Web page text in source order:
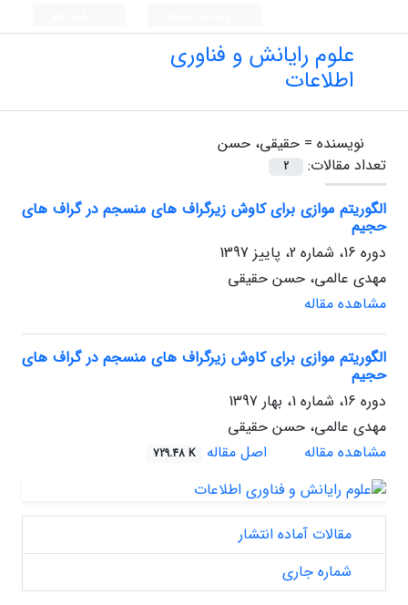
علوم رایانش و فناوری
اطلاعات
نویسنده = حقیقی، حسن
تعداد مقالات:
2
الگوریتم موازی برای کاوش زیرگراف های منسجم در گراف های
حجیم
دوره 16، شماره 2، پاییز 1397
مهدی عالمی، حسن حقیقی
مشاهده مقاله
الگوریتم موازی برای کاوش زیرگراف های منسجم در گراف های
حجیم
دوره 16، شماره 1، بهار 1397
مهدی عالمی، حسن حقیقی
مشاهده مقاله
اصل مقاله 729.48 K
مقالات آماده انتشار
شماره جاری